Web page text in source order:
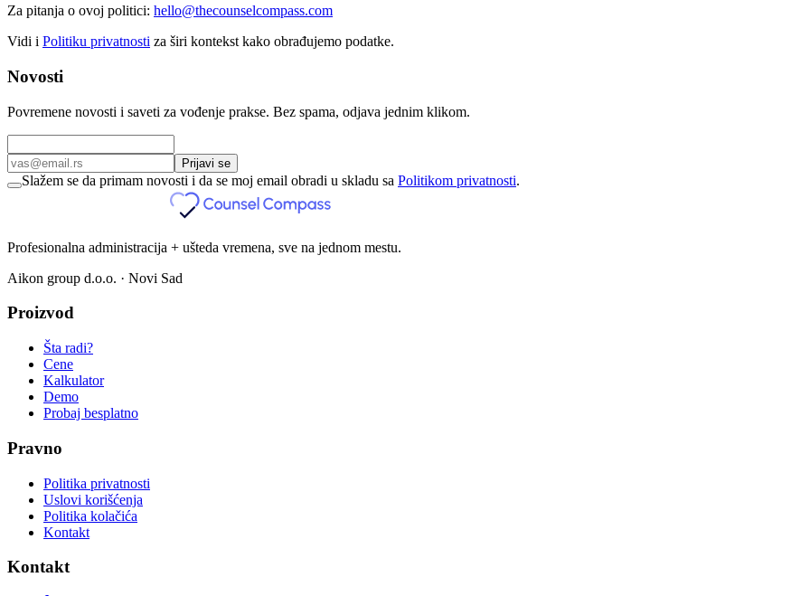
Za pitanja o ovoj politici: hello@thecounselcompass.com
Vidi i Politiku privatnosti za širi kontekst kako obrađujemo podatke.
Novosti
Povremene novosti i saveti za vođenje prakse. Bez spama, odjava jednim klikom.
Prijavi se
Slažem se da primam novosti i da se moj email obradi u skladu sa Politikom privatnosti.
Profesionalna administracija + ušteda vremena, sve na jednom mestu.
Aikon group d.o.o. · Novi Sad
Proizvod
Šta radi?
Cene
Kalkulator
Demo
Probaj besplatno
Pravno
Politika privatnosti
Uslovi korišćenja
Politika kolačića
Kontakt
Kontakt